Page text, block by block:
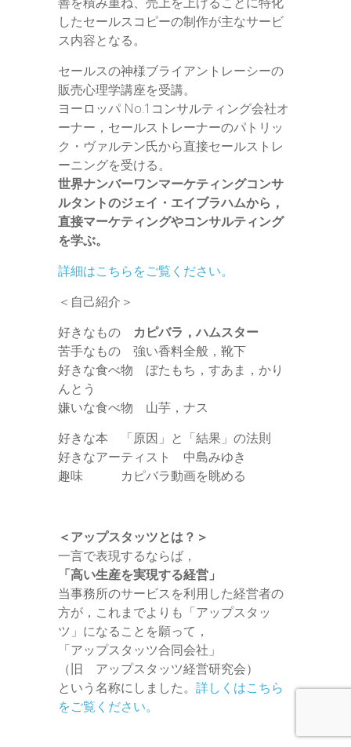
したセールスコピーの制作が主なサービ
ス内容となる。
セールスの神様ブライアントレーシーの
販売心理学講座を受講。
ヨーロッパ No.1コンサルティング会社オ
ーナー，セールストレーナーのパトリッ
ク・ヴァルテン氏から直接セールストレ
ーニングを受ける。
世界ナンバーワンマーケティングコンサ
ルタントのジェイ・エイブラハムから，
直接マーケティングやコンサルティング
を学ぶ。
詳細はこちらをご覧ください。
＜自己紹介＞
好きなもの カピバラ，ハムスター
苦手なもの 強い香料全般，靴下
好きな食べ物 ぼたもち，すあま，かり
んとう
嫌いな食べ物 山芋，ナス
好きな本 「原因」と「結果」の法則
好きなアーティスト 中島みゆき
趣味 カピバラ動画を眺める
＜アップスタッツとは？＞
一言で表現するならば，
「高い生産を実現する経営」
当事務所のサービスを利用した経営者の
方が，これまでよりも「アップスタッ
ツ」になることを願って，
「アップスタッツ合同会社」
（旧 アップスタッツ経営研究会）
という名称にしました。 詳しくはこちら
をご覧ください。